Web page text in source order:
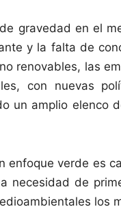
gravedad en el
y la falta de
renovables, las
con nuevas
un amplio elenco
enfoque verde es
necesidad de
los